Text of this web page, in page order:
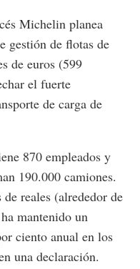
Michelin planea
gestión de flotas de
de euros (599
el fuerte
de carga de
870 empleados y
190.000 camiones.
reales (alrededor de
mantenido un
ciento anual en los
una declaración.